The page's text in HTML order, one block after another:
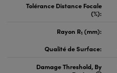
Tolérance Distance Focale
(%):
Rayon R1 (mm):
Qualité de Surface:
Damage Threshold, By